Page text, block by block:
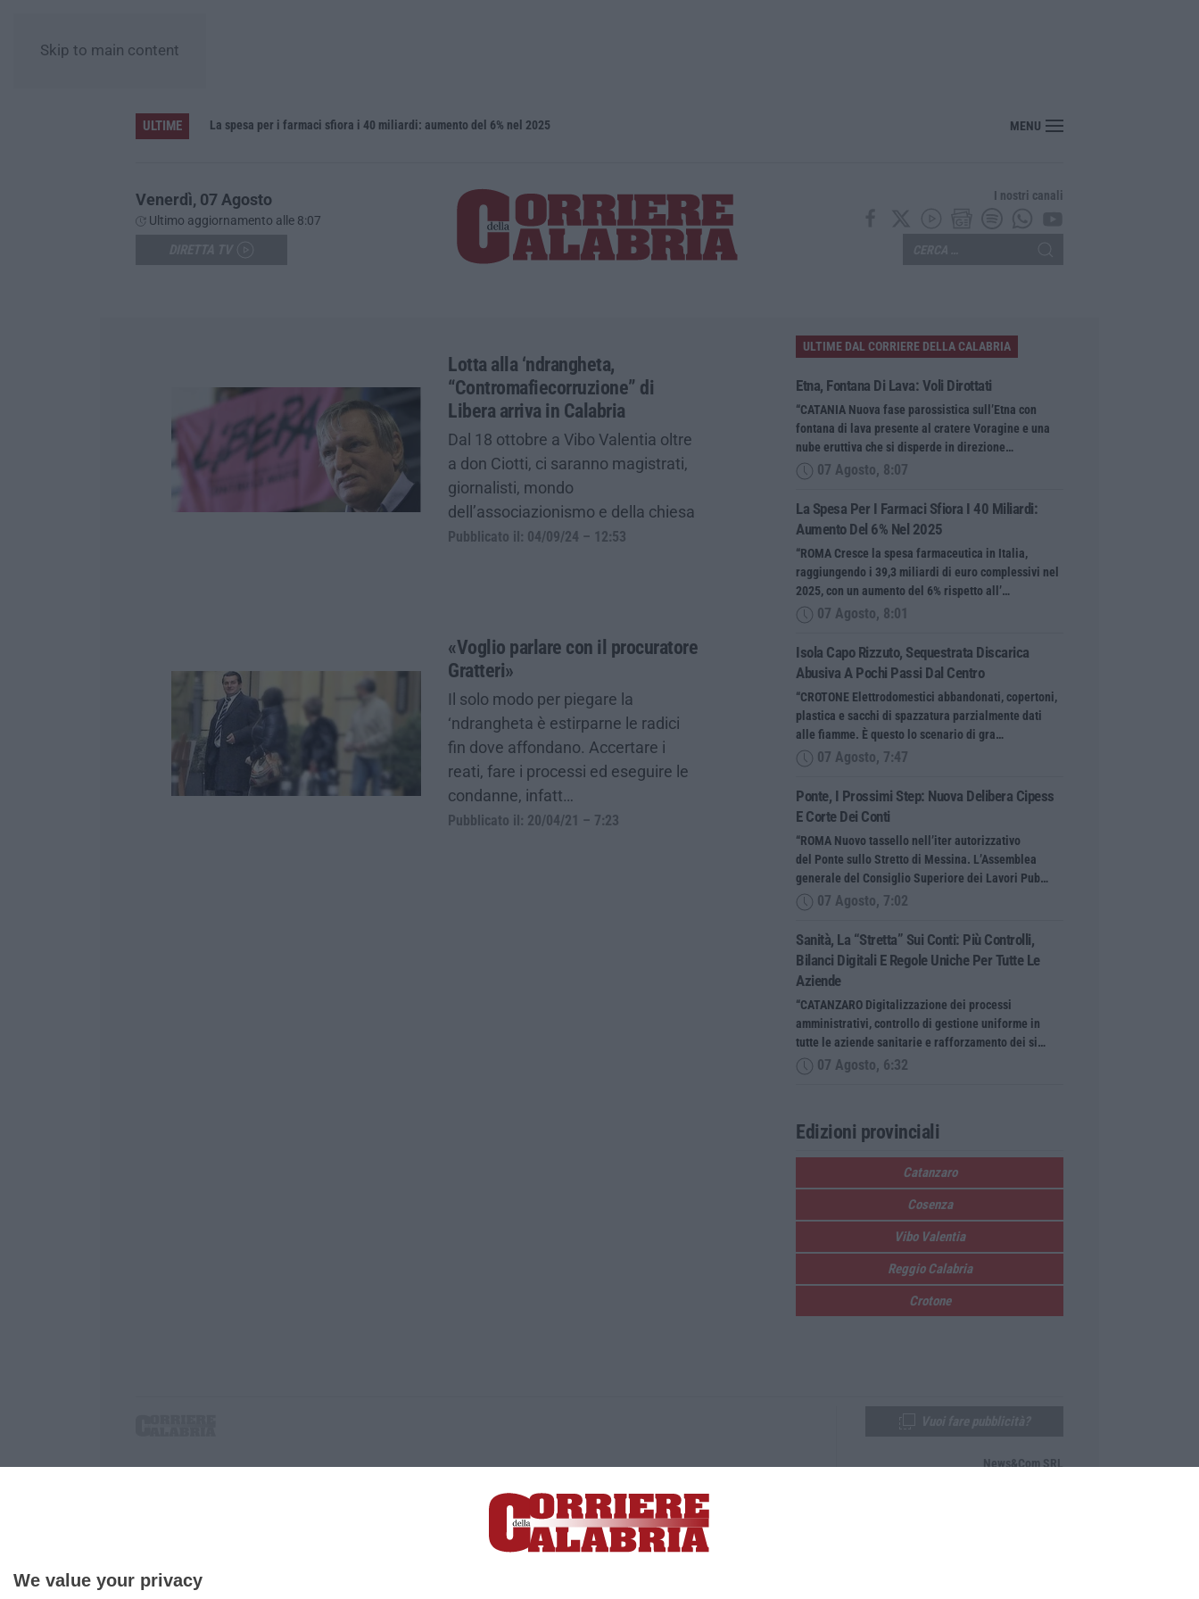
We value your privacy
Skip to main content
ULTIME La spesa per i farmaci sfiora i 40 miliardi: aumento del 6% nel 2025 Isola Capo Rizzuto, sequestrata discarica abusiva a pochi passi dal centro
MENU
Venerdì, 07 Agosto
Ultimo aggiornamento alle 8:07
I nostri canali
Lotta alla ‘ndrangheta,
“Contromafiecorruzione” di
Libera arriva in Calabria
Dal 18 ottobre a Vibo Valentia oltre
a don Ciotti, ci saranno magistrati,
giornalisti, mondo
dell’associazionismo e della chiesa
Pubblicato il: 04/09/24 – 12:53
«Voglio parlare con il procuratore
Gratteri»
Il solo modo per piegare la
‘ndrangheta è estirparne le radici
fin dove affondano. Accertare i
reati, fare i processi ed eseguire le
condanne, infatt…
Pubblicato il: 20/04/21 – 7:23
ULTIME DAL CORRIERE DELLA CALABRIA
Etna, Fontana Di Lava: Voli Dirottati
“CATANIA Nuova fase parossistica sull’Etna con
fontana di lava presente al cratere Voragine e una
nube eruttiva che si disperde in direzione…
07 Agosto, 8:07
La Spesa Per I Farmaci Sfiora I 40 Miliardi:
Aumento Del 6% Nel 2025
“ROMA Cresce la spesa farmaceutica in Italia,
raggiungendo i 39,3 miliardi di euro complessivi nel
2025, con un aumento del 6% rispetto all’…
07 Agosto, 8:01
Isola Capo Rizzuto, Sequestrata Discarica
Abusiva A Pochi Passi Dal Centro
“CROTONE Elettrodomestici abbandonati, copertoni,
plastica e sacchi di spazzatura parzialmente dati
alle fiamme. È questo lo scenario di gra…
07 Agosto, 7:47
Ponte, I Prossimi Step: Nuova Delibera Cipess
E Corte Dei Conti
“ROMA Nuovo tassello nell’iter autorizzativo
del Ponte sullo Stretto di Messina. L’Assemblea
generale del Consiglio Superiore dei Lavori Pub…
07 Agosto, 7:02
Sanità, La “stretta” Sui Conti: Più Controlli,
Bilanci Digitali E Regole Uniche Per Tutte Le
Aziende
“CATANZARO Digitalizzazione dei processi
amministrativi, controllo di gestione uniforme in
tutte le aziende sanitarie e rafforzamento dei si…
07 Agosto, 6:32
Edizioni provinciali
Catanzaro
Cosenza
Vibo Valentia
Reggio Calabria
Crotone
P.IVA. 03199620794, Via del mare 6/G, S.Eufemia, Lamezia Terme (CZ)
Iscrizione tribunale di Lamezia Terme 5/2011 - Direttore responsabile Paola Militano |Privacy
News&Com SRL